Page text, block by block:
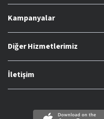
Kampanyalar
Diğer Hizmetlerimiz
İletişim